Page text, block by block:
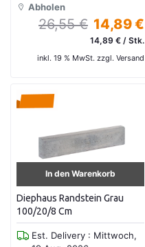
Abholen
26,55 € 14,89 €
14,89 € / Stk.
inkl. 19 % MwSt. zzgl. Versand
In den Warenkorb
Diephaus Randstein Grau
100/20/8 Cm
Est. Delivery : Mittwoch,